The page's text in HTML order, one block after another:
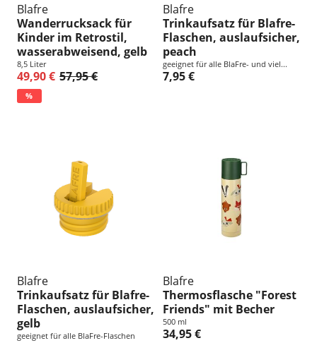
Blafre
Wanderrucksack für
Kinder im Retrostil,
wasserabweisend, gelb
8,5 Liter
49,90 € 57,95 €
%
Blafre
Trinkaufsatz für Blafre-
Flaschen, auslaufsicher,
peach
geeignet für alle BlaFre- und viel...
7,95 €
Blafre
Trinkaufsatz für Blafre-
Flaschen, auslaufsicher,
gelb
geeignet für alle BlaFre-Flaschen
Blafre
Thermosflasche "Forest
Friends" mit Becher
500 ml
34,95 €